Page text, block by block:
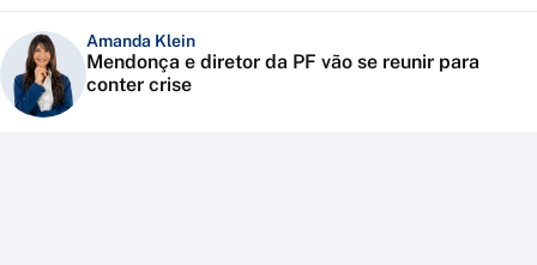
Amanda Klein
Mendonça e diretor da PF vão se reunir para
conter crise